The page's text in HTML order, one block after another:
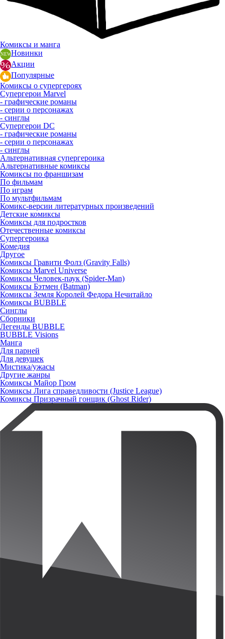
Комиксы и манга
Новинки
Акции
Популярные
Комиксы о супергероях
Супергерои Marvel
- графические романы
- серии о персонажах
- синглы
Супергерои DC
- графические романы
- серии о персонажах
- синглы
Альтернативная супергероика
Альтернативные комиксы
Комиксы по франшизам
По фильмам
По играм
По мультфильмам
Комикс-версии литературных произведений
Детские комиксы
Комиксы для подростков
Отечественные комиксы
Супергероика
Комедия
Другое
Комиксы Гравити Фолз (Gravity Falls)
Комиксы Marvel Universe
Комиксы Человек-паук (Spider-Man)
Комиксы Бэтмен (Batman)
Комиксы Земля Королей Федора Нечитайло
Комиксы BUBBLE
Синглы
Сборники
Легенды BUBBLE
BUBBLE Visions
Манга
Для парней
Для девушек
Мистика/ужасы
Другие жанры
Комиксы Майор Гром
Комиксы Лига справедливости (Justice League)
Комиксы Призрачный гонщик (Ghost Rider)